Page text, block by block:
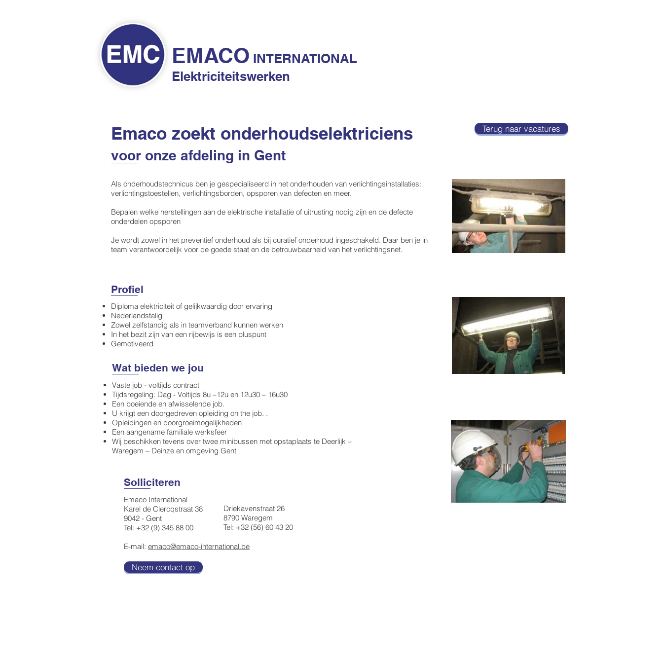
EMACO INTERNATIONAL
Elektriciteitswerken
Emaco zoekt onderhoudselektriciens
voor onze afdeling in Gent
Terug naar vacatures
Als onderhoudstechnicus ben je gespecialiseerd in het onderhouden van verlichtingsinstallaties:
verlichtingstoestellen, verlichtingsborden, opsporen van defecten en meer.
Bepalen welke herstellingen aan de elektrische installatie of uitrusting nodig zijn en de defecte
onderdelen opsporen
Je wordt zowel in het preventief onderhoud als bij curatief onderhoud ingeschakeld. Daar ben je in
team verantwoordelijk voor de goede staat en de betrouwbaarheid van het verlichtingsnet.
Profiel
Diploma elektriciteit of gelijkwaardig door ervaring
Nederlandstalig
Zowel zelfstandig als in teamverband kunnen werken
In het bezit zijn van een rijbewijs is een pluspunt
Gemotiveerd
Wat bieden we jou
Vaste job - voltijds contract
Tijdsregeling: Dag - Voltijds 8u –12u en 12u30 – 16u30
Een boeiende en afwisselende job.
U krijgt een doorgedreven opleiding on the job. .
Opleidingen en doorgroeimogelijkheden
Een aangename familiale werksfeer
Wij beschikken tevens over twee minibussen met opstaplaats te Deerlijk –
Waregem – Deinze en omgeving Gent
Neem contact op
Solliciteren
Emaco International
Karel de Clercqstraat 38
9042 - Gent
Tel: +32 (9) 345 88 00
E-mail: emaco@emaco-international.be
Driekavenstraat 26
8790 Waregem
Tel: +32 (56) 60 43 20